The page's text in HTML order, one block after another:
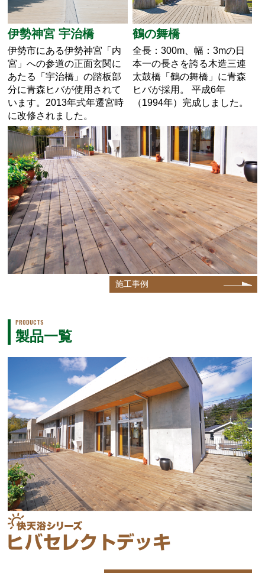
伊勢神宮 宇治橋
伊勢市にある伊勢神宮「内
宮」への参道の正面玄関に
あたる「宇治橋」の踏板部
分に青森ヒバが使用されて
います。2013年式年遷宮時
に改修されました。
鶴の舞橋
全長：300m、幅：3mの日
本一の長さを誇る木造三連
太鼓橋「鶴の舞橋」に青森
ヒバが採用。 平成6年
（1994年）完成しました。
施工事例
PRODUCTS
製品一覧